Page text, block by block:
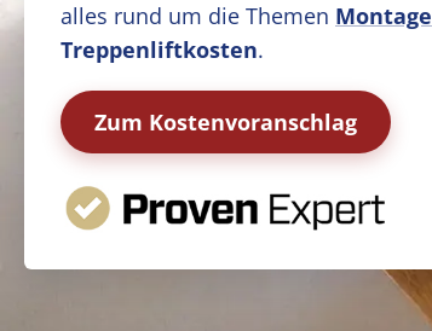
alles rund um die Themen Montage
Treppenliftkosten.
Zum Kostenvoranschlag